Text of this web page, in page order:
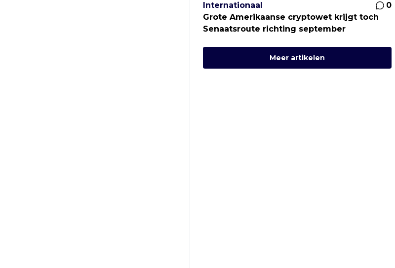
Internationaal
0
Grote Amerikaanse cryptowet krijgt toch
Senaatsroute richting september
Meer artikelen